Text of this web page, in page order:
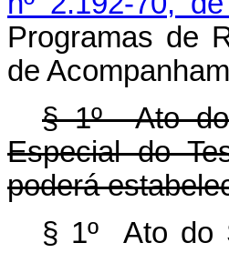
Programas de
de
§ 1º Ato do
Especial do
poderá
§ 1º Ato do